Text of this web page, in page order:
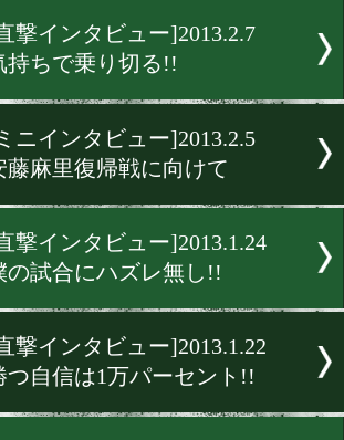
[直撃インタビュー
[インタビュー]2013.2.9
小さな幸せが続く!!
[ミニインタビュー]2013.2.9
9度目の防衛を前に